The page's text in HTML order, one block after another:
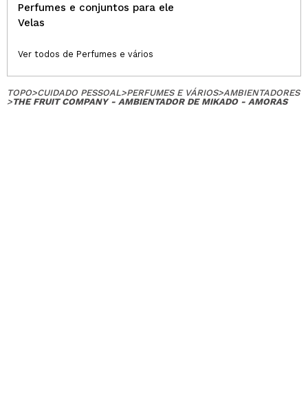
Perfumes e conjuntos para ele
Velas
Ver todos de Perfumes e vários
TOPO>CUIDADO PESSOAL>PERFUMES E VÁRIOS>AMBIENTADORES
>THE FRUIT COMPANY - AMBIENTADOR DE MIKADO - AMORAS